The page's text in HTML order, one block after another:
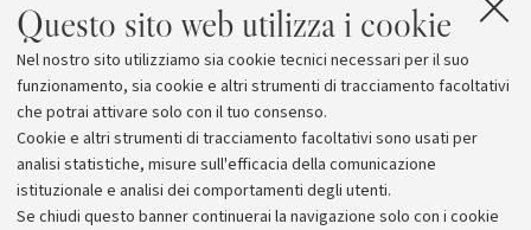
Questo sito web utilizza i cookie
Nel nostro sito utilizziamo sia cookie tecnici necessari per il suo
funzionamento, sia cookie e altri strumenti di tracciamento facoltativi
che potrai attivare solo con il tuo consenso.
Cookie e altri strumenti di tracciamento facoltativi sono usati per
analisi statistiche, misure sull'efficacia della comunicazione
istituzionale e analisi dei comportamenti degli utenti.
Se chiudi questo banner continuerai la navigazione solo con i cookie